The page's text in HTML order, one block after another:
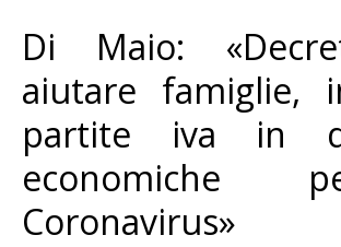
Di Maio:
aiutare famiglie,
partite iva in
economiche
Coronavirus»